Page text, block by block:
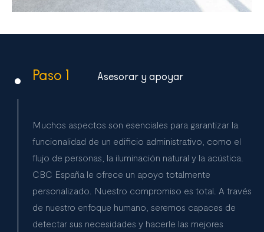
Paso 1 Asesorar y apoyar
Muchos aspectos son esenciales para garantizar la
funcionalidad de un edificio administrativo, como el
flujo de personas, la iluminación natural y la acústica.
CBC España le ofrece un apoyo totalmente
personalizado. Nuestro compromiso es total. A través
de nuestro enfoque humano, seremos capaces de
detectar sus necesidades y hacerle las mejores